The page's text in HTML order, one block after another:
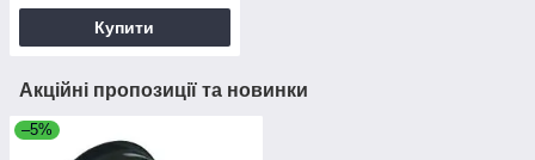
Купити
Акційні пропозиції та новинки
–5%